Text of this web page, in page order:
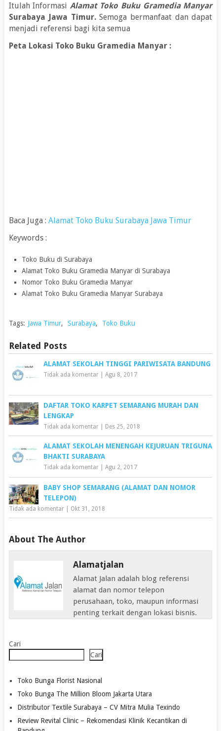
Itulah Informasi Alamat Toko Buku Gramedia Manyar
Surabaya Jawa Timur.Semoga bermanfaat dan dapat
menjadi referensi bagi kita semua
Peta Lokasi Toko Buku Gramedia Manyar :
Baca Juga : Alamat Toko Buku Surabaya Jawa Timur
Keywords :
Toko Buku di Surabaya
Alamat Toko Buku Gramedia Manyar di Surabaya
Nomor Toko Buku Gramedia Manyar
Alamat Toko Buku Gramedia Manyar Surabaya
Tags: Jawa Timur, Surabaya, Toko Buku
Related Posts
ALAMAT SEKOLAH TINGGI PARIWISATA BANDUNG
Tidak ada komentar| Agu 8, 2017
DAFTAR TOKO KARPET SEMARANG MURAH DAN
LENGKAP
Tidak ada komentar| Des 25, 2018
ALAMAT SEKOLAH MENENGAH KEJURUAN TRIGUNA
BHAKTI SURABAYA
Tidak ada komentar| Agu 2, 2017
BABY SHOP SEMARANG (ALAMAT DAN NOMOR
TELEPON)
Tidak ada komentar| Okt 31, 2018
About The Author
Alamatjalan
Alamat Jalan adalah blog referensi
alamat dan nomor telepon
perusahaan, toko, maupun informasi
penting terkait dengan lokasi bisnis.
Cari
Cari
Toko Bunga Florist Nasional
Toko Bunga The Million Bloom Jakarta Utara
Distributor Textile Surabaya – CV Mitra Mulia Texindo
Review Revital Clinic – Rekomendasi Klinik Kecantikan di